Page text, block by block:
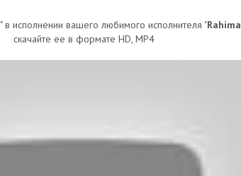
" в исполнении вашего любимого исполнителя "Rahima
скачайте ее в формате HD, MP4